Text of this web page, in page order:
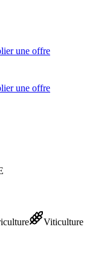
une offre
une offre
Viticulture